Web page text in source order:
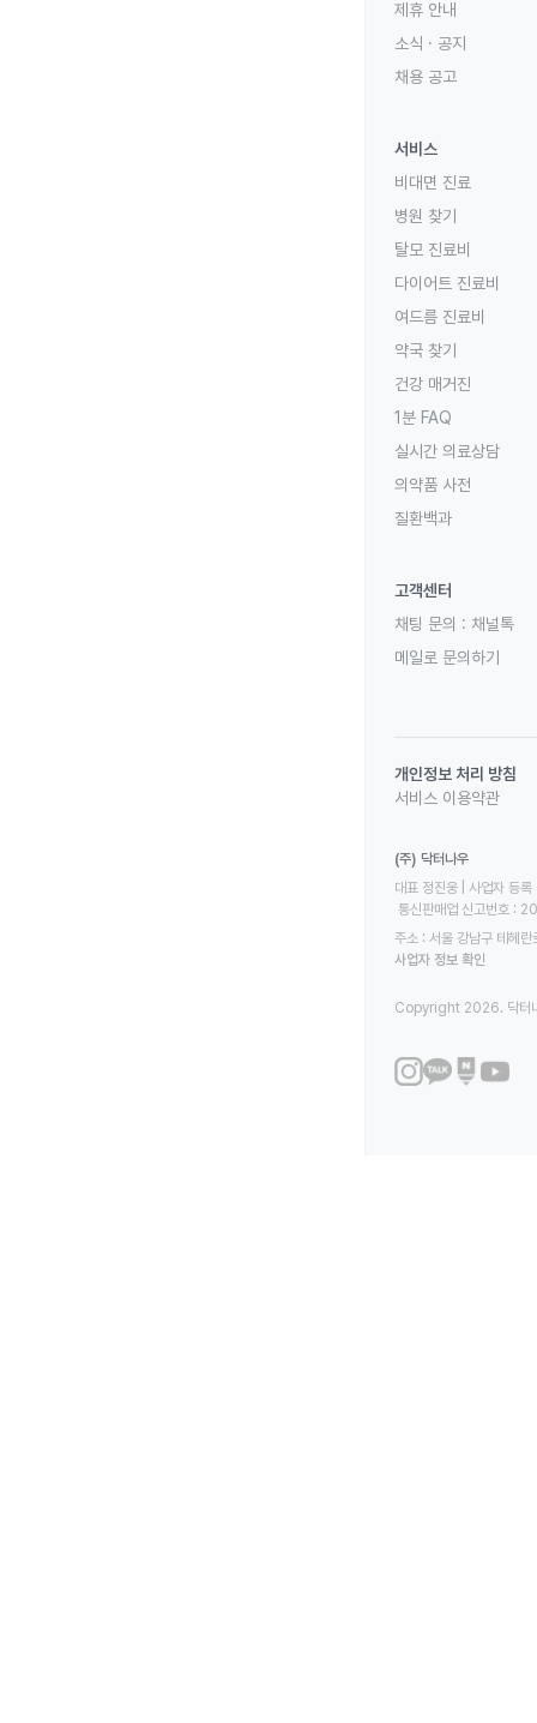
제휴 안내
소식 · 공지
채용 공고
서비스
비대면 진료
병원 찾기
탈모 진료비
다이어트 진료비
여드름 진료비
약국 찾기
건강 매거진
1분 FAQ
실시간 의료상담
의약품 사전
질환백과
고객센터
채팅 문의 : 채널톡
메일로 문의하기
개인정보 처리 방침
서비스 이용약관
(주) 닥터나우
대표 정진웅 | 사업자
통신판매업 신고번호
주소 : 서울 강남구 테헤
사업자 정보 확인
Copyright 2026. 닥터